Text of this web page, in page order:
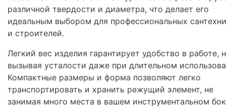
различной твердости и диаметра, что делает его
идеальным выбором для профессиональных
и строителей.
Легкий вес изделия гарантирует удобство в работе,
вызывая усталости даже при длительном
Компактные размеры и форма позволяют легко
транспортировать и хранить режущий элемент, не
занимая много места в вашем инструментальном